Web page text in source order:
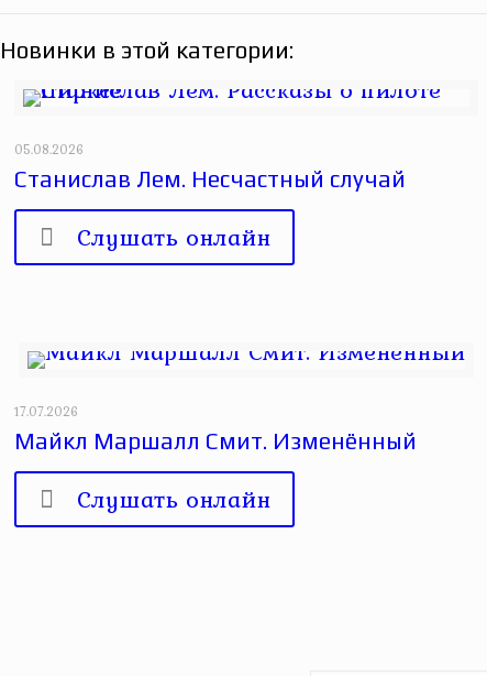
Новинки в этой категории:
05.08.2026
Станислав Лем. Несчастный случай
Слушать онлайн
17.07.2026
Майкл Маршалл Смит. Изменённый
Слушать онлайн